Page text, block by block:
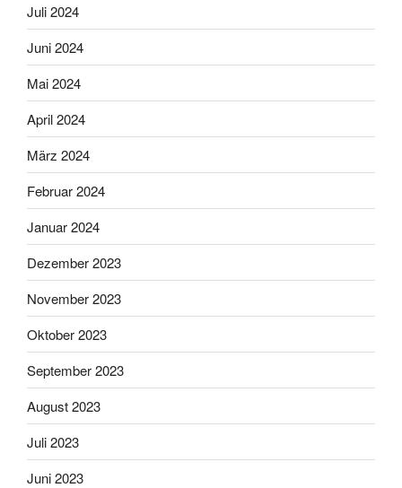
Juli 2024
Juni 2024
Mai 2024
April 2024
März 2024
Februar 2024
Januar 2024
Dezember 2023
November 2023
Oktober 2023
September 2023
August 2023
Juli 2023
Juni 2023